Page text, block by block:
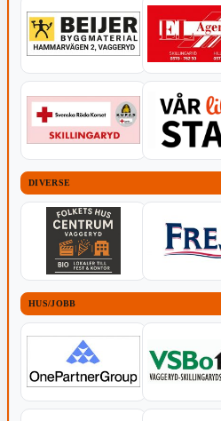
DIVERSE
HUS/JOBB